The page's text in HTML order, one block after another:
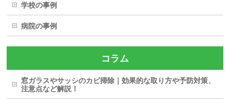
学校の事例
病院の事例
コラム
窓ガラスやサッシのカビ掃除｜効果的な取り方や予防対策、
注意点など解説！